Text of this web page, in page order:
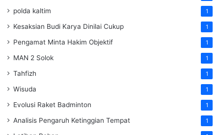
polda kaltim 1
Kesaksian Budi Karya Dinilai Cukup 1
Pengamat Minta Hakim Objektif 1
MAN 2 Solok 1
Tahfizh 1
Wisuda 1
Evolusi Raket Badminton 1
Analisis Pengaruh Ketinggian Tempat 1